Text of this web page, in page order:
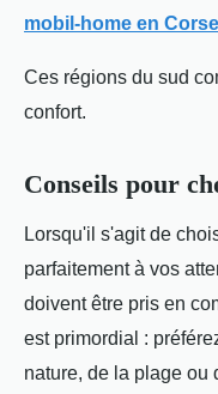
mobil-home en Corse
Ces régions du sud
confort.
Conseils pour
Lorsqu'il s'agit de
parfaitement à vos
doivent être pris en
est primordial :
nature, de la plage ou